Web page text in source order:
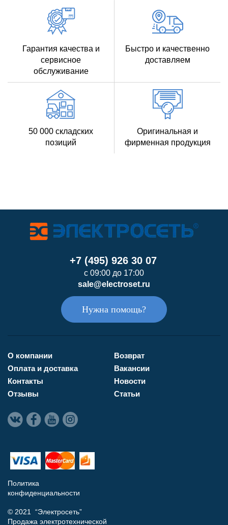
Гарантия качества и
сервисное
обслуживание
Быстро и качественно
доставляем
50 000 складских
позиций
Оригинальная и
фирменная продукция
+7 (495) 926 30 07
с 09:00 до 17:00
sale@electroset.ru
Нужна помощь?
О компании
Оплата и доставка
Контакты
Отзывы
Возврат
Вакансии
Новости
Статьи
Политика
конфиденциальности
© 2021 “Электросеть”
Продажа электротехнической